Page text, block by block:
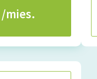
/mies.